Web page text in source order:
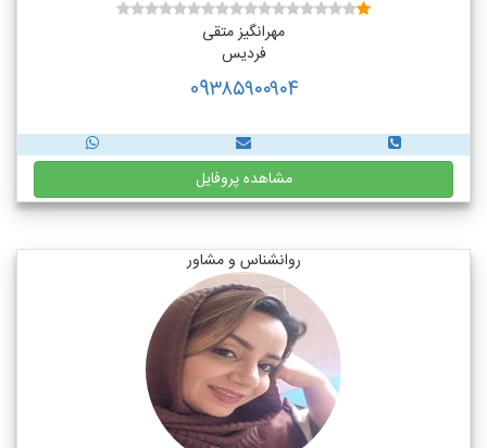
مهرانگیز متقی
فردیس
09۳۸۵۹۰۰۹۰۴
مشاهده پروفایل
روانشناس و مشاور